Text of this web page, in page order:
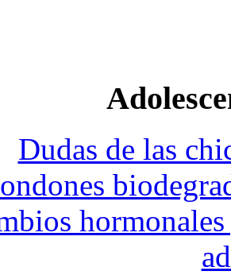
Dudas de las